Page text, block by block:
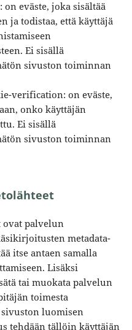
eväste, joka sisältää
ja todistaa, että käyttäjä
Ei sisällä
sivuston toiminnan
verification: on eväste,
onko käyttäjän
Ei sisällä
sivuston toiminnan
ovat palvelun
metadata-
itse antaen samalla
Lisäksi
tai muokata palvelun
toimesta
luomisen
tehdään tällöin käyttäjän